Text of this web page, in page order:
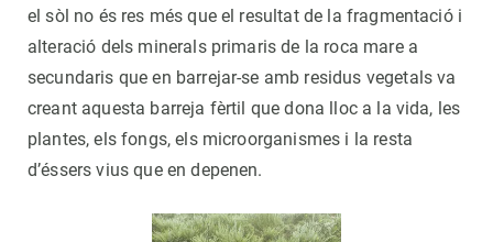
el sòl no és res més que el resultat de la fragmentació i
alteració dels minerals primaris de la roca mare a
secundaris que en barrejar-se amb residus vegetals va
creant aquesta barreja fèrtil que dona lloc a la vida, les
plantes, els fongs, els microorganismes i la resta
d’éssers vius que en depenen.